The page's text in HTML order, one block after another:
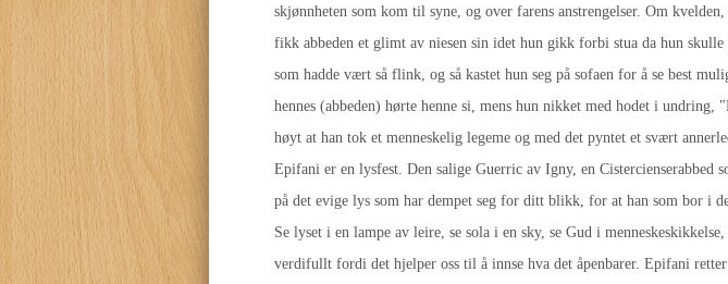
skjønnheten som kom til syne, og over farens anstrengelser. Om
fikk abbeden et glimt av niesen sin idet hun gikk forbi stua da hun
som hadde vært så flink, og så kastet hun seg på sofaen for å se best
hennes (abbeden) hørte henne si, mens hun nikket med hodet i
høyt at han tok et menneskelig legeme og med det pyntet et svært
Epifani er en lysfest. Den salige Guerric av Igny, en
på det evige lys som har dempet seg for ditt blikk, for at han som bor i
Se lyset i en lampe av leire, se sola i en sky, se Gud i
verdifullt fordi det hjelper oss til å innse hva det åpenbarer. Epifani